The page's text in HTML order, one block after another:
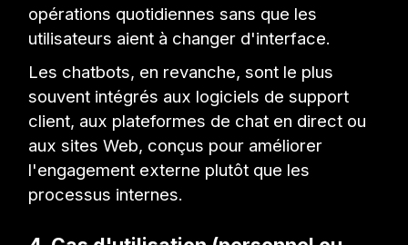
opérations quotidiennes sans que les
utilisateurs aient à changer d'interface.
Les chatbots, en revanche, sont le plus
souvent intégrés aux logiciels de support
client, aux plateformes de chat en direct ou
aux sites Web, conçus pour améliorer
l'engagement externe plutôt que les
processus internes.